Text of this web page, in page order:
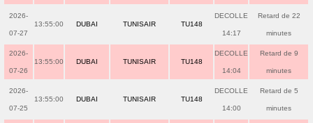
2026-
07-27
13:55:00 DUBAI TUNISAIR TU148
DECOLLE
14:17
Retard de 22
minutes
2026-
07-26
13:55:00 DUBAI TUNISAIR TU148
DECOLLE
14:04
Retard de 9
minutes
2026-
07-25
13:55:00 DUBAI TUNISAIR TU148
DECOLLE
14:00
Retard de 5
minutes